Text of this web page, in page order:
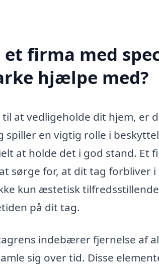
et firma med
hjælpe med?
at vedligeholde dit hjem, er
spiller en vigtig rolle i
at holde det i god stand. Et
sørge for, at dit tag forbliver
kun æstetisk
på dit tag.
indebærer fjernelse af
sig over tid. Disse